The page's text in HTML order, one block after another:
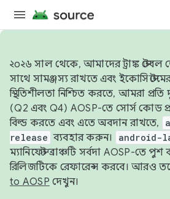
২০২৬ সাল থেকে, আমাদের ট্রাঙ্ক
সাথে সামঞ্জস্য রাখতে এবং
স্থিতিশীলতা নিশ্চিত করতে, আমরা প্রতি
(Q2 এবং Q4) AOSP-তে সোর্স কোড
বিল্ড করতে এবং এতে অবদান রাখতে,
release ব্যবহার করুন। android-
ম্যানিফেস্ট ব্রাঞ্চটি সর্বদা AOSP-তে
রিলিজটিকে রেফারেন্স করবে। আরও
to AOSP দেখুন।